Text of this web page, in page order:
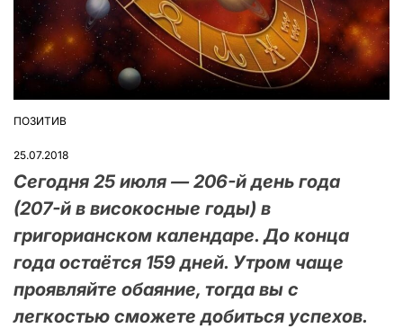
ОПУБЛІКУВАТИ
ПОЗИТИВ
25.07.2018
Сегодня 25 июля — 206-й день года
(207-й в високосные годы) в
григорианском календаре. До конца
года остаётся 159 дней. Утром чаще
проявляйте обаяние, тогда вы с
легкостью сможете добиться успехов.